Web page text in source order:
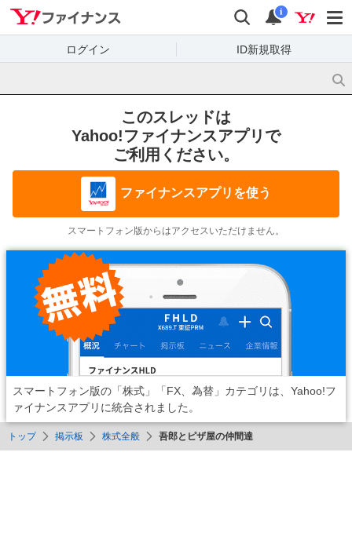
Yahoo!ファイナンス
検索 通知
i
ログイン ID新規取得
トップ 掲示板 株式全般 吾郎とピザ屋の仲間達
このスレッドは
Yahoo!ファイナンスアプリで
ご利用ください。
ファイナンスアプリを使う
スマートフォン版からはアクセスいただけません。
スマートフォン版の「株式」「FX、為替」カテゴリは、Yahoo!フ
ァイナンスアプリに統合されました。